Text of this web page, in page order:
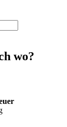
wo?